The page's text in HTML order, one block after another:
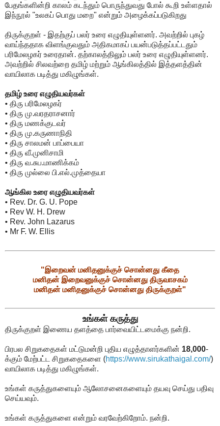
பேதங்களின்றி காலம் கடந்தும் பொருந்துவது போல் கூறி உள்ளதால்
இந்நூல் "உலகப் பொது மறை" என்றும் அழைக்கப்படுகிறது
திருக்குறள் - இதற்குப் பலர் உரை எழுதியுள்ளனர். அவற்றில் புகழ்
வாய்ந்ததாக விளங்குவதும் அதிகமாகப் பயன்படுத்தப்பட்டதும்
பரிமேலழகர் உரைதான். தற்காலத்திலும் பலர் உரை எழுதியுள்ளனர்.
அவற்றில் சிலவற்றை தமிழ் மற்றும் ஆங்கிலத்தில் இத்தளத்தின்
வாயிலாக படித்து மகிழுங்கள்.
தமிழ் உரை எழுதியவர்கள்
• திரு பரிமேலழகர்
• திரு மு.வரதராசனார்
• திரு மணக்குடவர்
• திரு மு.கருணாநிதி
• திரு சாலமன் பாப்பையா
• திரு வீ.முனிசாமி
• திரு வ.சுப.மாணிக்கம்
• திரு முல்லை பி.எல்.முத்தையா
ஆங்கில உரை எழுதியவர்கள்
• Rev. Dr. G. U. Pope
• Rev W. H. Drew
• Rev. John Lazarus
• Mr F. W. Ellis
"இறைவன் மனிதனுக்குச் சொன்னது கீதை
மனிதன் இறைவனுக்குச் சொன்னது திருவாசகம்
மனிதன் மனிதனுக்குச் சொன்னது திருக்குறள்"
உங்கள் கருத்து
திருக்குறள் இணைய தளத்தை பார்வையிட்டமைக்கு நன்றி.
பிரபல சிறுகதைகள் மட்டுமன்றி புதிய எழுத்தாளர்களின் 18,000-
க்கும் மேற்பட்ட சிறுகதைகளை (https://www.sirukathaigal.com/)
வாயிலாக படித்து மகிழுங்கள்.
உங்கள் கருத்துகளையும் ஆலோசனைகளையும் தயவு செய்து பதிவு
செய்யவும்.
உங்கள் கருத்துகளை என்றும் வரவேற்கிறோம். நன்றி.